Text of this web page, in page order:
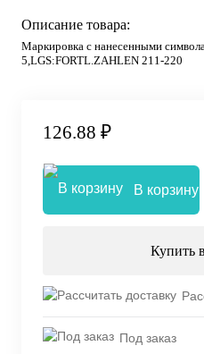
Описание товара:
Маркировка с нанесенными
5,LGS:FORTL.ZAHLEN 211-220
126.88 ₽
В корзину
Купить
Под заказ